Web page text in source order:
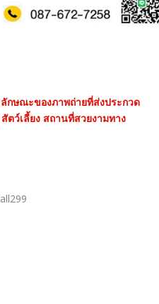
กษณะของภาพถ่ายที่ส่งประกวด
ตว์เลี้ยง สถานที่สวยงามทาง